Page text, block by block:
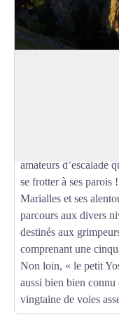
amateurs d’escalade
se frotter à ses parois
Marialles et ses
parcours aux divers
destinés aux
comprenant une
Non loin, « le petit
aussi bien bien connu
vingtaine de voies